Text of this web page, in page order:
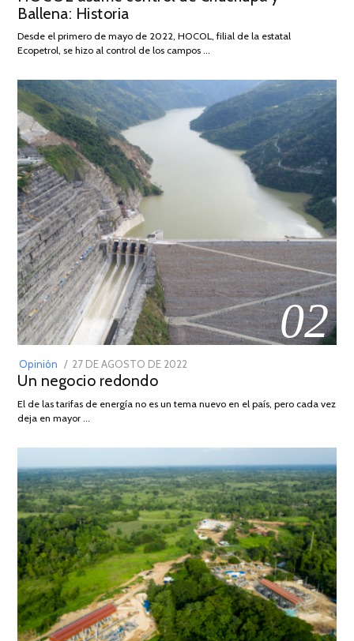
2026
Ballena: Historia
Desde el primero de mayo de 2022, HOCOL, filial de la estatal
Ecopetrol, se hizo al control de los campos …
02
Opinión
POSTED
ON
27 DE AGOSTO DE 2022
DE
Un negocio redondo
El de las tarifas de energía no es un tema nuevo en el país, pero cada vez
deja en mayor …